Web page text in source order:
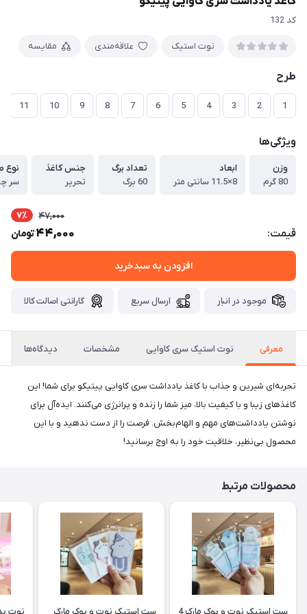
کد 132
نوت استیک علاقه‌مندی مقایسه
طرح
1
2
3
4
5
6
7
8
9
10
11
ویژگی‌ها
وزن
80 گرم
ابعاد
8×11.5 سانتی متر
تعداد برگ
60 برگ
جنس کاغذ
تحریر
نوع
سر
قیمت:
47,000 7٪
44,000تومان
افزودن به سبدخرید
موجود در انبار ارسال سریع گارانتی اصالت کالا
معرفی نوت استیک سری کاوایی مشخصات دیدگاه‌ها
تجربه‌ای شیرین و جذاب با کاغذ یادداشت سری کاوایی پیتیکو برای شما! این
کاغذهای زیبا و با کیفیت بالا، میز شما را زنده و پرانرژی می‌کنند. ایده‌آل برای
نوشتن یادداشت‌های مهم و الهام‌بخش. فرصت را از دست ندهید و با این
محصول بی‌نظیر، خلاقیت خود را به اوج برسانید!
محصولات مرتبط
ست استیک نوت و بوک مارک 4
ست استیک نوت و بوک مارک